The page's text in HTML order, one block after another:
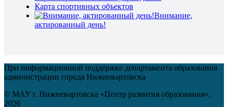
Карта спортивных объектов
Внимание,
актированный день!
При информационной поддержке департамента образования
администрации города Нижневартовска
© МАУ г. Нижневартовска «Центр развития образования»,
2026